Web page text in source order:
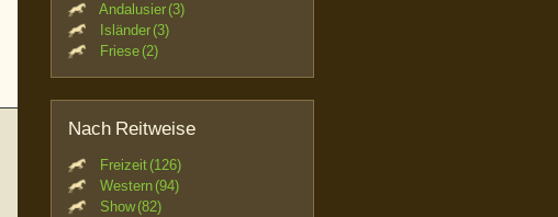
Andalusier (3)
Isländer (3)
Friese (2)
Nach Reitweise
Freizeit (126)
Western (94)
Show (82)